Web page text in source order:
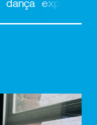
dança exposição